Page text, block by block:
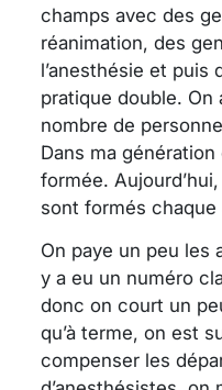
champs avec des
réanimation, des
l’anesthésie et puis
pratique double. On
nombre de
Dans ma
formée.
sont formés chaque
On paye un peu les
y a eu un numéro
donc on court un
qu’à terme, on est
compenser les